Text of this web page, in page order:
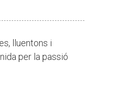
lluentons i
per la passió